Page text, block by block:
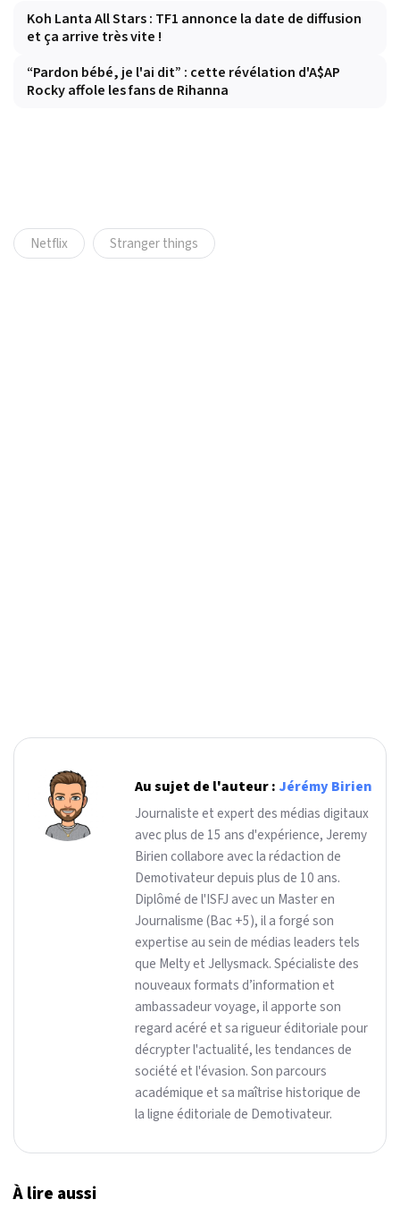
Koh Lanta All Stars : TF1 annonce la date de diffusion
et ça arrive très vite !
“Pardon bébé, je l'ai dit” : cette révélation d'A$AP
Rocky affole les fans de Rihanna
Netflix Stranger things
Au sujet de l'auteur : Jérémy Birien
Journaliste et expert des médias digitaux
avec plus de 15 ans d'expérience, Jeremy
Birien collabore avec la rédaction de
Demotivateur depuis plus de 10 ans.
Diplômé de l'ISFJ avec un Master en
Journalisme (Bac +5), il a forgé son
expertise au sein de médias leaders tels
que Melty et Jellysmack. Spécialiste des
nouveaux formats d’information et
ambassadeur voyage, il apporte son
regard acéré et sa rigueur éditoriale pour
décrypter l'actualité, les tendances de
société et l'évasion. Son parcours
académique et sa maîtrise historique de
la ligne éditoriale de Demotivateur.
À lire aussi